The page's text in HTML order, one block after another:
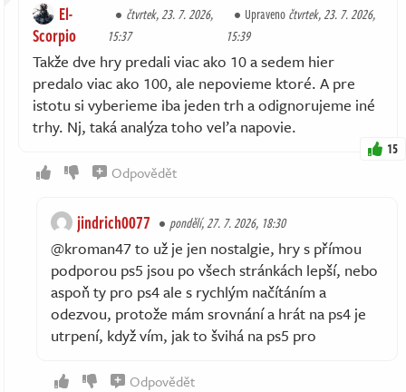
El-
Scorpio
čtvrtek, 23. 7. 2026,
15:37
Upravenočtvrtek, 23. 7. 2026,
15:39
Takže dve hry predali viac ako 10 a sedem hier
predalo viac ako 100, ale nepovieme ktoré. A pre
istotu si vyberieme iba jeden trh a odignorujeme iné
trhy. Nj, taká analýza toho veľa napovie.
15
Odpovědět
jindrich0077 pondělí, 27. 7. 2026, 18:30
@kroman47 to už je jen nostalgie, hry s přímou
podporou ps5 jsou po všech stránkách lepší, nebo
aspoň ty pro ps4 ale s rychlým načítáním a
odezvou, protože mám srovnání a hrát na ps4 je
utrpení, když vím, jak to švihá na ps5 pro
Odpovědět